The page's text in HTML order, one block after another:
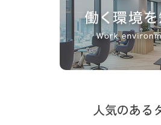
人気のある